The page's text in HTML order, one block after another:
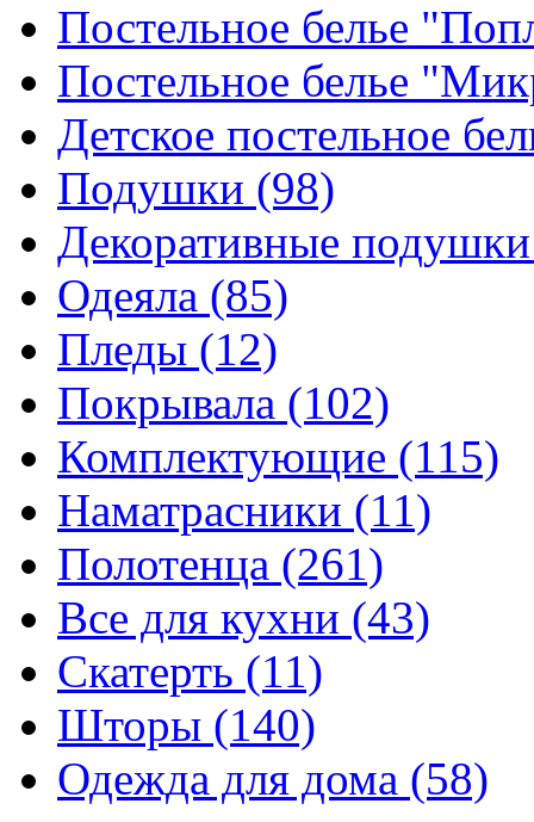
Постельное белье
Постельное белье
Детское постельное
Подушки (98)
Декоративные
Одеяла (85)
Пледы (12)
Покрывала (102)
Комплектующие (115)
Наматрасники (11)
Полотенца (261)
Все для кухни (43)
Скатерть (11)
Шторы (140)
Одежда для дома (58)